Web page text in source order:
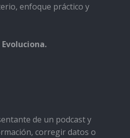
enfoque práctico y
de un podcast y
corregir datos o